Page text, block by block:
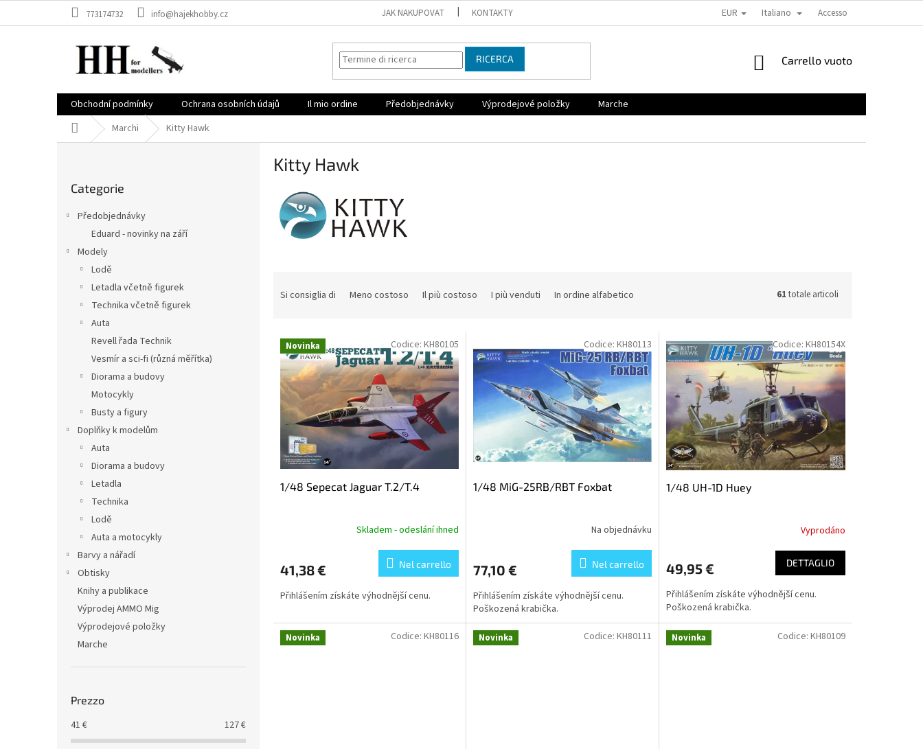
773174732 info@hajekhobby.cz JAK NAKUPOVAT KONTAKTY EUR Italiano Accesso
RICERCA
CARRELLO
SPESA
Carrello vuoto
Obchodní podmínky Ochrana osobních údajů Il mio ordine Předobjednávky Výprodejové položky
Marche
Casa Marchi Kitty Hawk
le
Categorie
Předobjednávky
Eduard - novinky na září
Modely
Lodě
Letadla včetně figurek
Technika včetně figurek
Auta
Revell řada Technik
Vesmír a sci-fi (různá měřítka)
Diorama a budovy
Motocykly
Busty a figury
Doplňky k modelům
Auta
Diorama a budovy
Letadla
Technika
Lodě
Auta a motocykly
Barvy a nářadí
Obtisky
Knihy a publikace
Výprodej AMMO Mig
Výprodejové položky
Marche
Prezzo
41 € 127€
Kitty Hawk
n
m
p
Si consiglia di Meno costoso Il più costoso I più venduti In ordine alfabetico 61 totale articoli
n
p
Novinka
1/48 Sepecat Jaguar T.2/T.4
Skladem - odeslání ihned
41,38 € Nel carrello
Přihlášením získáte výhodnější cenu.
Codice: KH80105
1/48 MiG-25RB/RBT Foxbat
Na objednávku
77,10 € Nel carrello
Přihlášením získáte výhodnější cenu.
Poškozená krabička.
Codice: KH80113
1/48 UH-1D Huey
Vyprodáno
49,95 € DETTAGLIO
Přihlášením získáte výhodnější cenu.
Poškozená krabička.
Codice: KH80154X
Novinka Codice: KH80116 Novinka Codice: KH80111 Novinka Codice: KH80109